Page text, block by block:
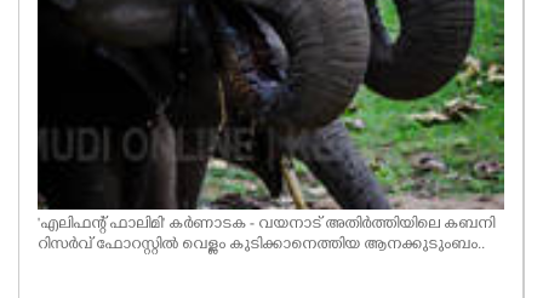
'എലിഫന്റ് ഫാലിമി' കർണാടക - വയനാട് അതിർത്തിയിലെ കബനി
റിസർവ് ഫോറസ്റ്റിൽ വെള്ളം കുടിക്കാനെത്തിയ ആനക്കുടുംബം..